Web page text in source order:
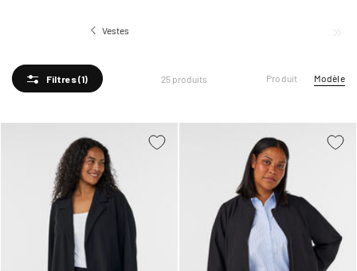
Vestes
Filtres(1) 25 produits Produit Modèle